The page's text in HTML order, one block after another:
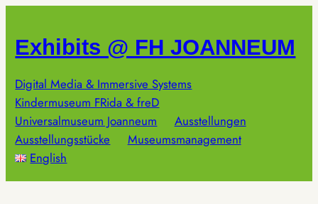
springen
Exhibits @ FH JOANNEUM
Digital Media & Immersive Systems
Kindermuseum FRida & freD
Universalmuseum Joanneum
Ausstellungen
Ausstellungsstücke
Museumsmanagement
English